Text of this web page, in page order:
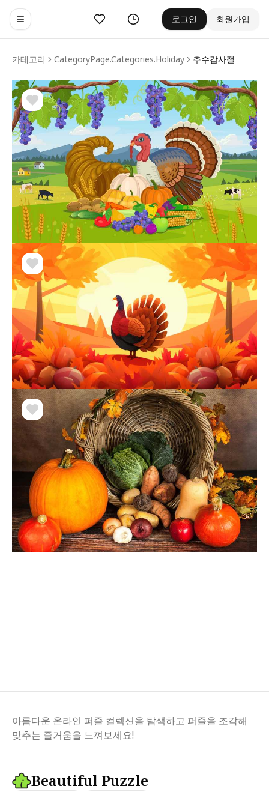
Toggle navigation menu
좋아요 기록 로그인 회원가입
카테고리 CategoryPage.categories.holiday 추수감사절
아름다운 온라인 퍼즐 컬렉션을 탐색하고 퍼즐을 조각해
맞추는 즐거움을 느껴보세요!
Beautiful Puzzle